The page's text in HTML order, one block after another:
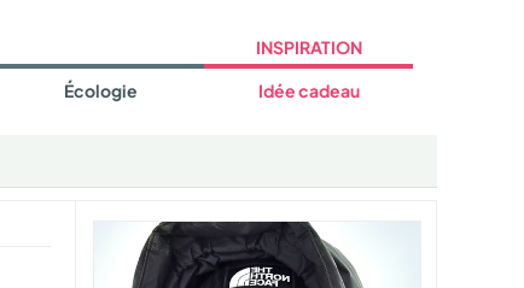
Écologie
INSPIRATION
Idée cadeau